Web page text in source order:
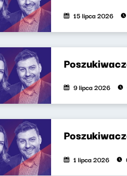
15 lipca 2026
9 lipca 2026
1 lipca 2026